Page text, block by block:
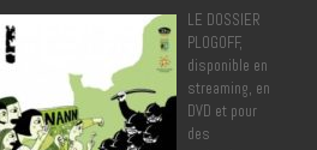
LE DOSSIER
PLOGOFF,
disponible en
streaming, en
DVD et pour
des